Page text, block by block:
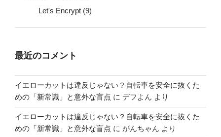
Let's Encrypt (9)
最近のコメント
イエローカットは違反じゃない？自転車を安全に抜くた
めの「新常識」と意外な盲点 に デフよん より
イエローカットは違反じゃない？自転車を安全に抜くた
めの「新常識」と意外な盲点 に がんちゃん より